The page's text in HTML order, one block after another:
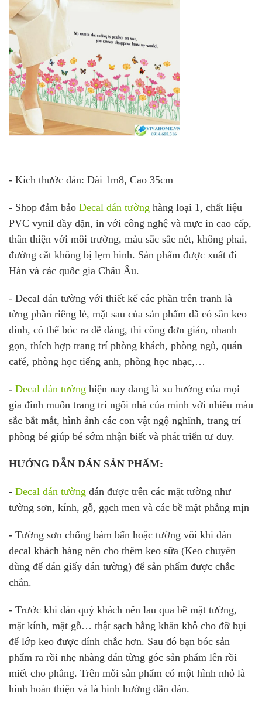
- Kích thước dán: Dài 1m8, Cao 35cm
- Shop đảm bảo Decal dán tường hàng loại 1, chất liệu
PVC vynil dầy dặn, in với công nghệ và mực in cao cấp,
thân thiện với môi trường, màu sắc sắc nét, không phai,
đường cắt không bị lẹm hình. Sản phẩm được xuất đi
Hàn và các quốc gia Châu Âu.
- Decal dán tường với thiết kế các phần trên tranh là
từng phần riêng lẻ, mặt sau của sản phẩm đã có sẵn keo
dính, có thể bóc ra dễ dàng, thi công đơn giản, nhanh
gọn, thích hợp trang trí phòng khách, phòng ngủ, quán
café, phòng học tiếng anh, phòng học nhạc,…
- Decal dán tường hiện nay đang là xu hướng của mọi
gia đình muốn trang trí ngôi nhà của mình với nhiều màu
sắc bắt mắt, hình ảnh các con vật ngộ nghĩnh, trang trí
phòng bé giúp bé sớm nhận biết và phát triển tư duy.
HƯỚNG DẪN DÁN SẢN PHẨM:
- Decal dán tường dán được trên các mặt tường như
tường sơn, kính, gỗ, gạch men và các bề mặt phẳng mịn
- Tường sơn chống bám bẩn hoặc tường vôi khi dán
decal khách hàng nên cho thêm keo sữa (Keo chuyên
dùng để dán giấy dán tường) để sản phẩm được chắc
chắn.
- Trước khi dán quý khách nên lau qua bề mặt tường,
mặt kính, mặt gỗ… thật sạch bằng khăn khô cho đỡ bụi
để lớp keo được dính chắc hơn. Sau đó bạn bóc sản
phẩm ra rồi nhẹ nhàng dán từng góc sản phẩm lên rồi
miết cho phẳng. Trên mỗi sản phẩm có một hình nhỏ là
hình hoàn thiện và là hình hướng dẫn dán.